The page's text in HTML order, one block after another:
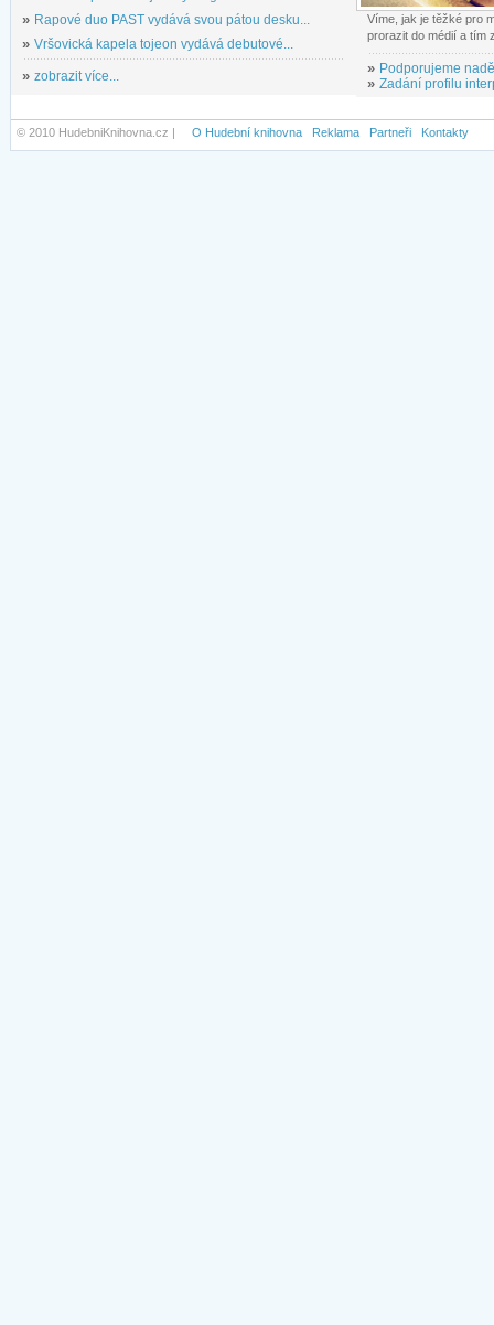
» Rapové duo PAST vydává svou pátou desku...
» Vršovická kapela tojeon vydává debutové...
» zobrazit více...
Víme, jak je těžké pro
prorazit do médií a tím
» Podporujeme
» Zadání profilu
© 2010 HudebniKnihovna.cz | O Hudební knihovna Reklama Partneři Kontakty